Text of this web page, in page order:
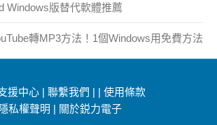
Windows版替代軟體推薦
轉MP3方法！1個Windows用免費方法
援中心 |聯繫我們 | |使用條款
隱私權聲明 | 關於鋭力電子